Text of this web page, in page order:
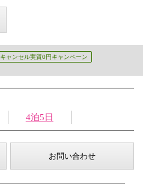
キャンセル実質0円キャンペーン
4泊5日
お問い合わせ